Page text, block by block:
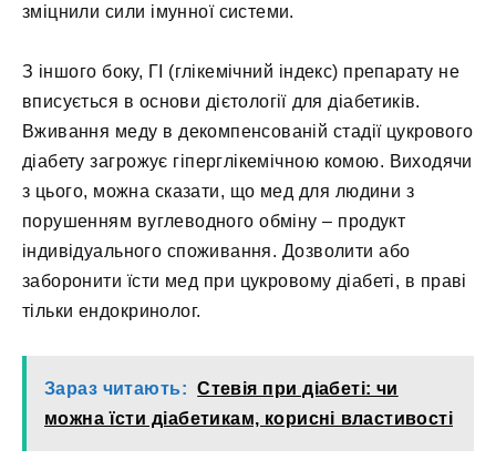
зміцнили сили імунної системи.
З іншого боку, ГІ (глікемічний індекс) препарату не
вписується в основи дієтології для діабетиків.
Вживання меду в декомпенсованій стадії цукрового
діабету загрожує гіперглікемічною комою. Виходячи
з цього, можна сказати, що мед для людини з
порушенням вуглеводного обміну – продукт
індивідуального споживання. Дозволити або
заборонити їсти мед при цукровому діабеті, в праві
тільки ендокринолог.
Зараз читають: Стевія при діабеті: чи
можна їсти діабетикам, корисні властивості